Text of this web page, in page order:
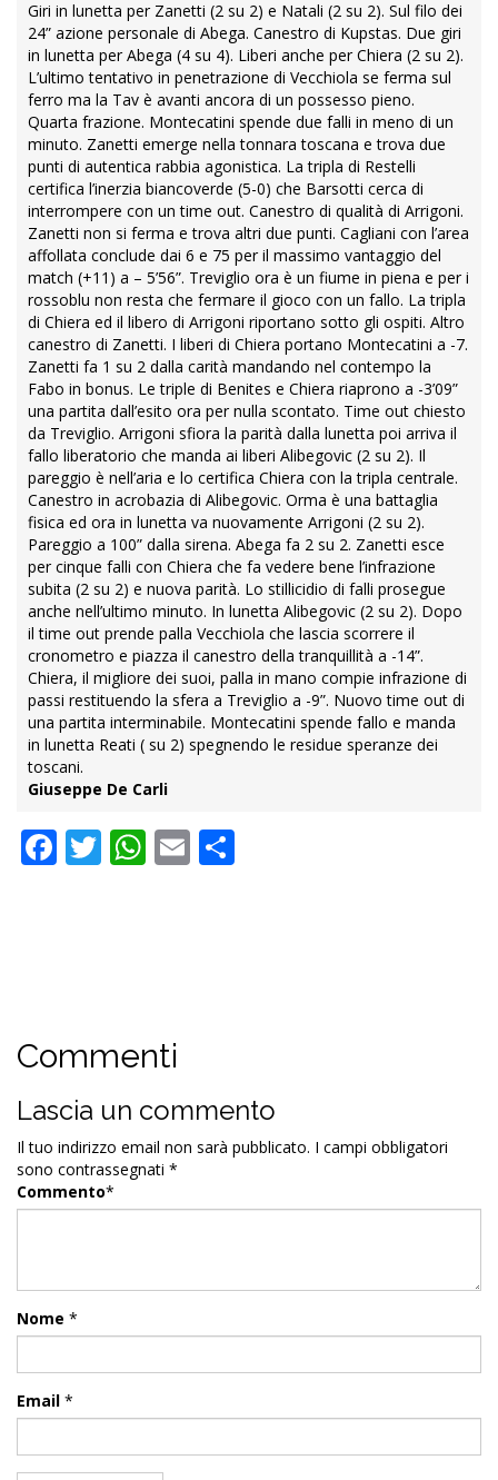
Giri in lunetta per Zanetti (2 su 2) e Natali (2 su 2). Sul filo dei
24” azione personale di Abega. Canestro di Kupstas. Due giri
in lunetta per Abega (4 su 4). Liberi anche per Chiera (2 su 2).
L’ultimo tentativo in penetrazione di Vecchiola se ferma sul
ferro ma la Tav è avanti ancora di un possesso pieno.
Quarta frazione. Montecatini spende due falli in meno di un
minuto. Zanetti emerge nella tonnara toscana e trova due
punti di autentica rabbia agonistica. La tripla di Restelli
certifica l’inerzia biancoverde (5-0) che Barsotti cerca di
interrompere con un time out. Canestro di qualità di Arrigoni.
Zanetti non si ferma e trova altri due punti. Cagliani con l’area
affollata conclude dai 6 e 75 per il massimo vantaggio del
match (+11) a – 5’56”. Treviglio ora è un fiume in piena e per i
rossoblu non resta che fermare il gioco con un fallo. La tripla
di Chiera ed il libero di Arrigoni riportano sotto gli ospiti. Altro
canestro di Zanetti. I liberi di Chiera portano Montecatini a -7.
Zanetti fa 1 su 2 dalla carità mandando nel contempo la
Fabo in bonus. Le triple di Benites e Chiera riaprono a -3’09”
una partita dall’esito ora per nulla scontato. Time out chiesto
da Treviglio. Arrigoni sfiora la parità dalla lunetta poi arriva il
fallo liberatorio che manda ai liberi Alibegovic (2 su 2). Il
pareggio è nell’aria e lo certifica Chiera con la tripla centrale.
Canestro in acrobazia di Alibegovic. Orma è una battaglia
fisica ed ora in lunetta va nuovamente Arrigoni (2 su 2).
Pareggio a 100” dalla sirena. Abega fa 2 su 2. Zanetti esce
per cinque falli con Chiera che fa vedere bene l’infrazione
subita (2 su 2) e nuova parità. Lo stillicidio di falli prosegue
anche nell’ultimo minuto. In lunetta Alibegovic (2 su 2). Dopo
il time out prende palla Vecchiola che lascia scorrere il
cronometro e piazza il canestro della tranquillità a -14”.
Chiera, il migliore dei suoi, palla in mano compie infrazione di
passi restituendo la sfera a Treviglio a -9”. Nuovo time out di
una partita interminabile. Montecatini spende fallo e manda
in lunetta Reati ( su 2) spegnendo le residue speranze dei
toscani.
Giuseppe De Carli
Facebook
Twitter
WhatsApp
Email
Commenti
Lascia un commento
Il tuo indirizzo email non sarà pubblicato. I campi obbligatori
sono contrassegnati *
Commento*
Nome *
Email *